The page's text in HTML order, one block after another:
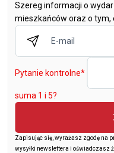
Szereg informacji o
mieszkańców oraz o tym,
Pytanie kontrolne*
suma 1 i 5?
Zapisując się, wyrażasz zgodę na
wysyłki newslettera i oświadczasz